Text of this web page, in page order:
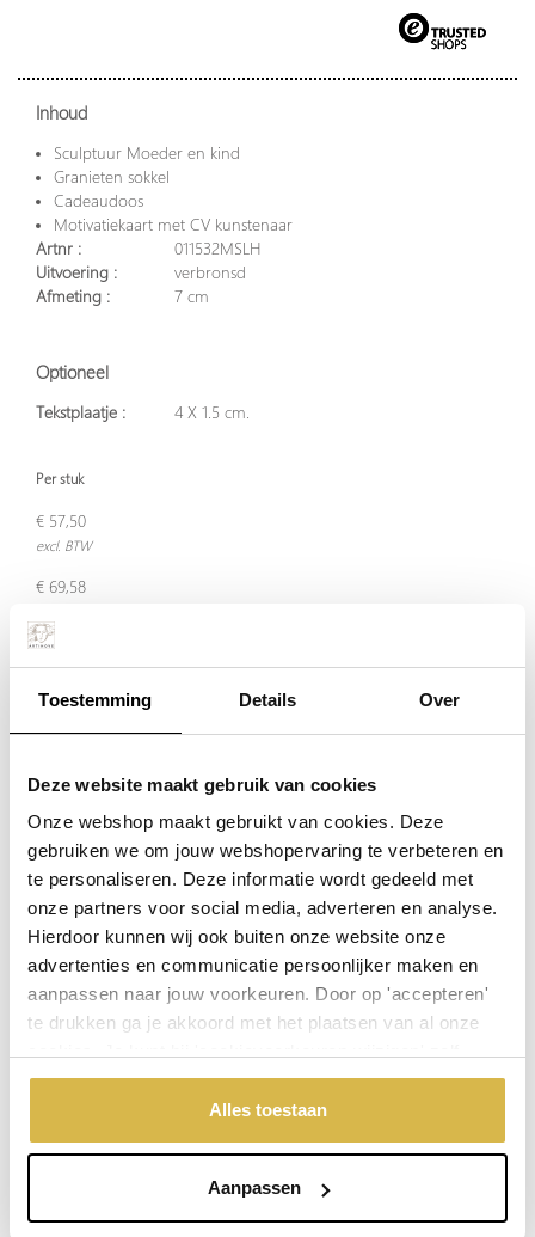
Toestemming Details Over
Deze website maakt gebruik van cookies
Onze webshop maakt gebruikt van cookies. Deze
gebruiken we om jouw webshopervaring te verbeteren en
te personaliseren. Deze informatie wordt gedeeld met
onze partners voor social media, adverteren en analyse.
Hierdoor kunnen wij ook buiten onze website onze
advertenties en communicatie persoonlijker maken en
aanpassen naar jouw voorkeuren. Door op 'accepteren'
te drukken ga je akkoord met het plaatsen van al onze
aangeven welke cookies jouw akkoord krijgen. En door te
'weigeren' worden alleen de functionele cookies
geplaatst. Bekijk onze cookieverklaring voor meer
Alles toestaan
Aanpassen
Inhoud
Sculptuur Moeder en kind
Granieten sokkel
Cadeaudoos
Motivatiekaart met CV kunstenaar
Artnr :
011532MSLH
Uitvoering :
verbronsd
Afmeting :
7 cm
Optioneel
Tekstplaatje : 4 X 1.5 cm.
Per stuk
€ 57,50
excl. BTW
€ 69,58
Plaats in winkelwagen
Doordeweeks voor 13.00 uur besteld, de volgende werkdag
verzonden.
De weergegeven prijs is excl.Verzendkosten
Niet goed, geld terug
Stel een vraag over dit product
Uw naam